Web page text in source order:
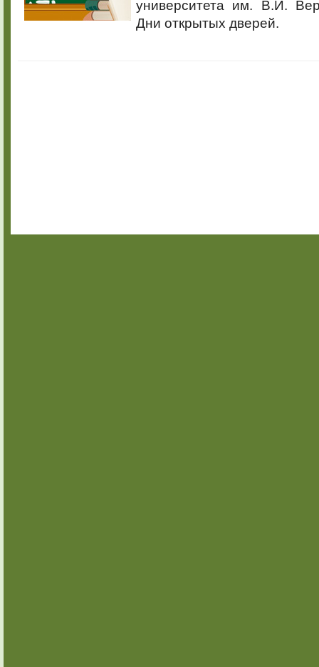
университета им. В.И.
Дни открытых дверей.